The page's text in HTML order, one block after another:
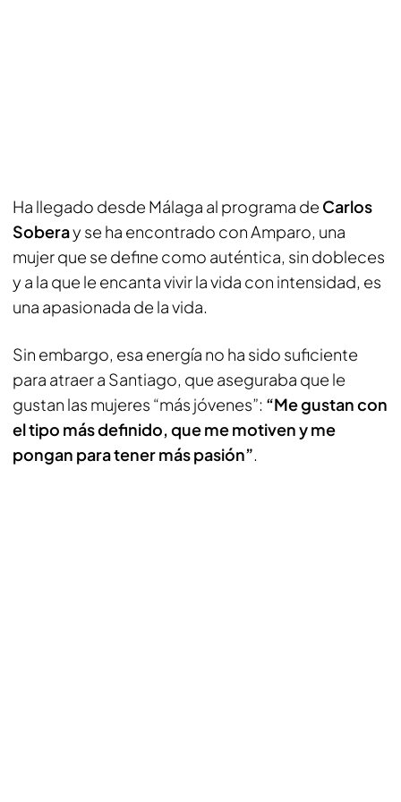
Ha llegado desde Málaga al programa de Carlos
Soberay se ha encontrado con Amparo, una
mujer que se define como auténtica, sin dobleces
y a la que le encanta vivir la vida con intensidad, es
una apasionada de la vida.
Sin embargo, esa energía no ha sido suficiente
para atraer a Santiago, que aseguraba que le
gustan las mujeres “más jóvenes”: “Me gustan con
el tipo más definido, que me motiven y me
pongan para tener más pasión”.